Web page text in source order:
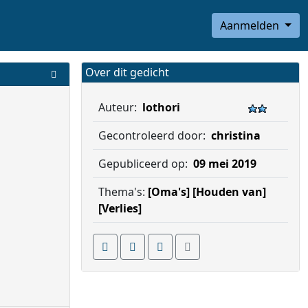
Aanmelden
Over dit gedicht
Auteur: lothori
Gecontroleerd door: christina
Gepubliceerd op: 09 mei 2019
Thema's: [Oma's] [Houden van]
[Verlies]